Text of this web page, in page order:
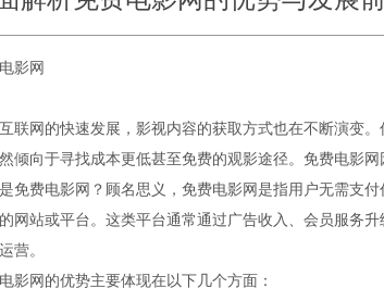
影网
联网的快速发展，影视内容的获取方式也在不断演变
倾向于寻找成本更低甚至免费的观影途径。免费电影
免费电影网？顾名思义，免费电影网是指用户无需支
网站或平台。这类平台通常通过广告收入、会员服务
营。
影网的优势主要体现在以下几个方面：